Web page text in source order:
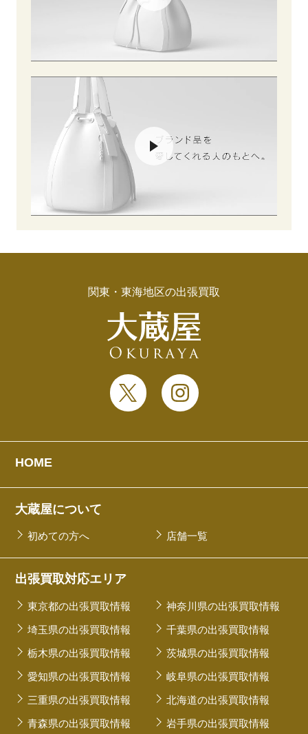
関東・東海地区の出張買取
HOME
大蔵屋について
初めての方へ 店舗一覧
出張買取対応エリア
東京都の出張買取情報 神奈川県の出張買取情報
埼玉県の出張買取情報 千葉県の出張買取情報
栃木県の出張買取情報 茨城県の出張買取情報
愛知県の出張買取情報 岐阜県の出張買取情報
三重県の出張買取情報 北海道の出張買取情報
青森県の出張買取情報 岩手県の出張買取情報